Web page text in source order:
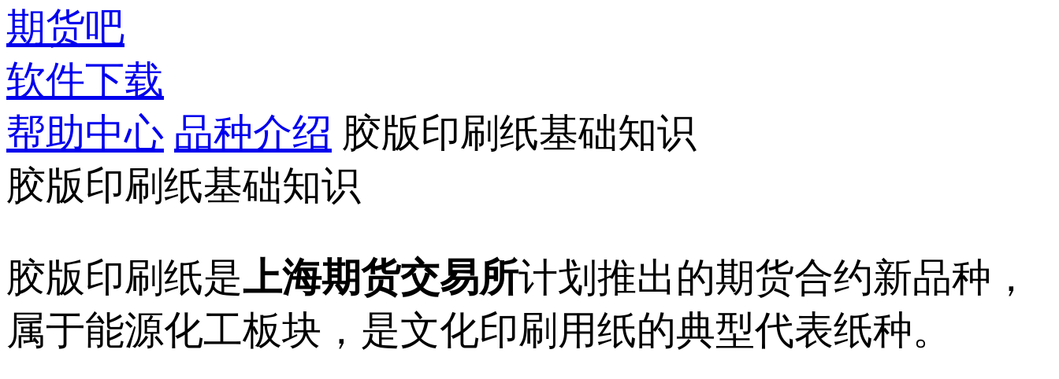
期货吧
软件下载
帮助中心 品种介绍 胶版印刷纸基础知识
胶版印刷纸基础知识
胶版印刷纸是上海期货交易所计划推出的期货合约新品种，
属于能源化工板块，是文化印刷用纸的典型代表纸种。